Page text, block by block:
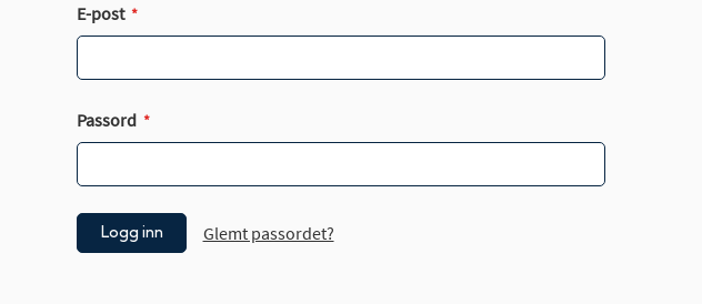
E-post
Passord
Logg inn Glemt passordet?